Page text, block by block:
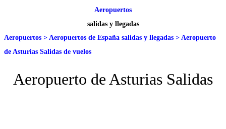
Aeropuertos
salidas y llegadas
Aeropuertos > Aeropuertos de España salidas y llegadas > Aeropuerto
de Asturias Salidas de vuelos
Aeropuerto de Asturias Salidas